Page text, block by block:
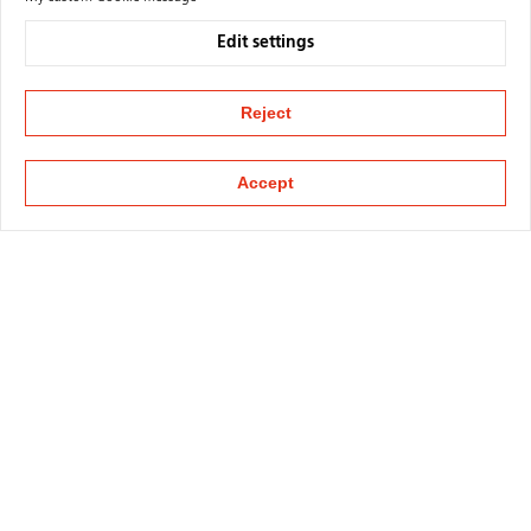
Edit settings
Reject
Accept